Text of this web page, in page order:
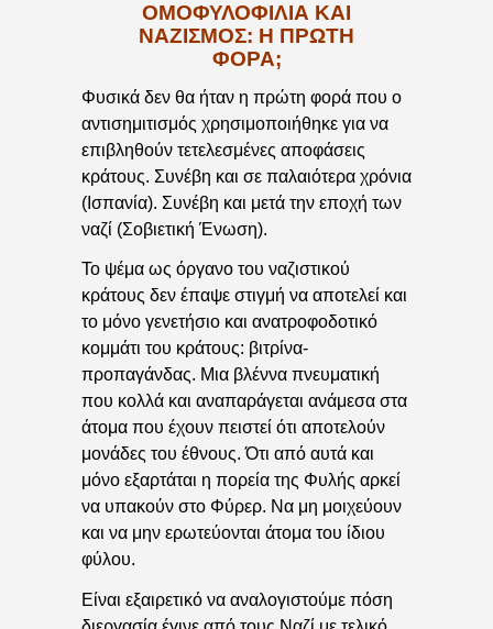
ΟΜΟΦΥΛΟΦΙΛΙΑ ΚΑΙ
ΝΑΖΙΣΜΟΣ: Η ΠΡΩΤΗ
ΦΟΡΑ;
Φυσικά δεν θα ήταν η πρώτη φορά που ο
αντισημιτισμός χρησιμοποιήθηκε για να
επιβληθούν τετελεσμένες αποφάσεις
κράτους. Συνέβη και σε παλαιότερα χρόνια
(Ισπανία). Συνέβη και μετά την εποχή των
ναζί (Σοβιετική Ένωση).
Το ψέμα ως όργανο του ναζιστικού
κράτους δεν έπαψε στιγμή να αποτελεί και
το μόνο γενετήσιο και ανατροφοδοτικό
κομμάτι του κράτους: βιτρίνα-
προπαγάνδας. Μια βλέννα πνευματική
που κολλά και αναπαράγεται ανάμεσα στα
άτομα που έχουν πειστεί ότι αποτελούν
μονάδες του έθνους. Ότι από αυτά και
μόνο εξαρτάται η πορεία της Φυλής αρκεί
να υπακούν στο Φύρερ. Να μη μοιχεύουν
και να μην ερωτεύονται άτομα του ίδιου
φύλου.
Είναι εξαιρετικό να αναλογιστούμε πόση